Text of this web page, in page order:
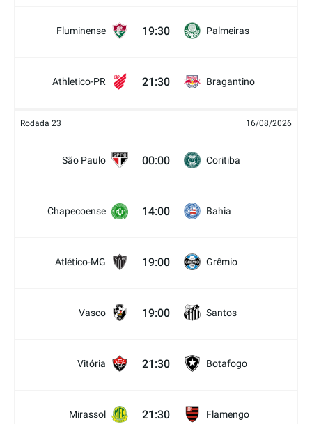
Fluminense 19:30 Palmeiras
Athletico-PR 21:30 Bragantino
Rodada 23 16/08/2026
São Paulo 00:00 Coritiba
Chapecoense 14:00 Bahia
Atlético-MG 19:00 Grêmio
Vasco 19:00 Santos
Vitória 21:30 Botafogo
Mirassol 21:30 Flamengo